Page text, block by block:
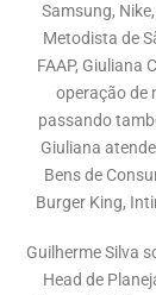
Samsung,
Metodista de
FAAP, Giuliana
operação de
passando
Giuliana
Bens de
Burger King,
Guilherme Silva
Head de